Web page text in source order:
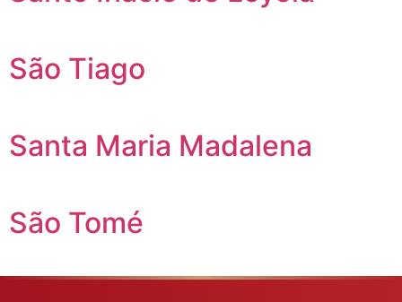
São Tiago
Santa Maria Madalena
São Tomé